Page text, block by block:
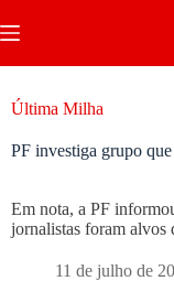
Última Milha
PF investiga grupo
Em nota, a PF
jornalistas foram alvos
11 de julho de